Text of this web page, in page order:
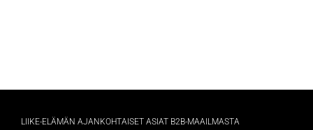
LIIKE-ELÄMÄN AJANKOHTAISET ASIAT B2B-MAAILMASTA